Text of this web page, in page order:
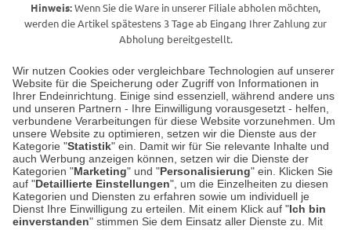
Wir nutzen Cookies oder vergleichbare Technologien auf unserer
Website für die Speicherung oder Zugriff von Informationen in
Ihrer Endeinrichtung. Einige sind essenziell, während andere uns
und unseren Partnern - Ihre Einwilligung vorausgesetzt - helfen,
verbundene Verarbeitungen für diese Website vorzunehmen. Um
unsere Website zu optimieren, setzen wir die Dienste aus der
Kategorie "Statistik" ein. Damit wir für Sie relevante Inhalte und
auch Werbung anzeigen können, setzen wir die Dienste der
Kategorien "Marketing" und "Personalisierung" ein. Klicken Sie
auf "Detaillierte Einstellungen", um die Einzelheiten zu diesen
Kategorien und Diensten zu erfahren sowie um individuell je
Dienst Ihre Einwilligung zu erteilen. Mit einem Klick auf "Ich bin
einverstanden" stimmen Sie dem Einsatz aller Dienste zu. Mit
Hinweis:Wenn Sie die Ware in unserer Filiale abholen möchten,
werden die Artikel spätestens 3 Tage ab Eingang Ihrer Zahlung zur
Abholung bereitgestellt.
Unser Geschäft in Meckenheim
Auf dem Steinbüchel 6
53340 Meckenheim
Montag bis Samstag 9:00 Uhr bis 18:00 Uhr
weitere Information